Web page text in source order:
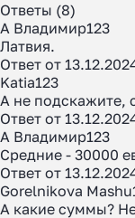
Ответы (8)
А Владимир123
Латвия.
Ответ от
Katia123
А не подскажите,
Ответ от
А Владимир123
Средние - 30000
Ответ от
Gorelnikova
А какие суммы?